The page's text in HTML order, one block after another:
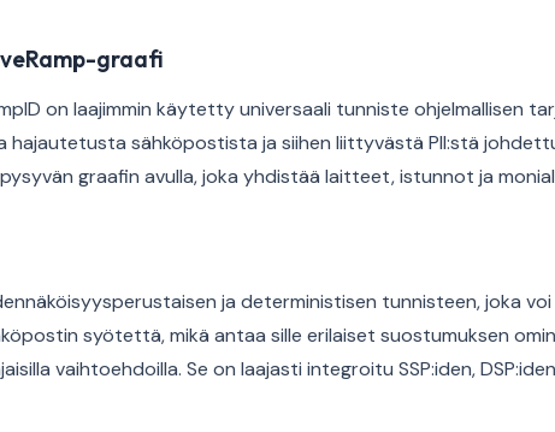
graafi
on laajimmin käytetty universaali tunniste ohjelmallisen
hajautetusta sähköpostista ja siihen liittyvästä PII:stä
graafin avulla, joka yhdistää laitteet, istunnot ja
ja deterministisen tunnisteen, joka
syötettä, mikä antaa sille erilaiset suostumuksen
vaihtoehdoilla. Se on laajasti integroitu SSP:iden,